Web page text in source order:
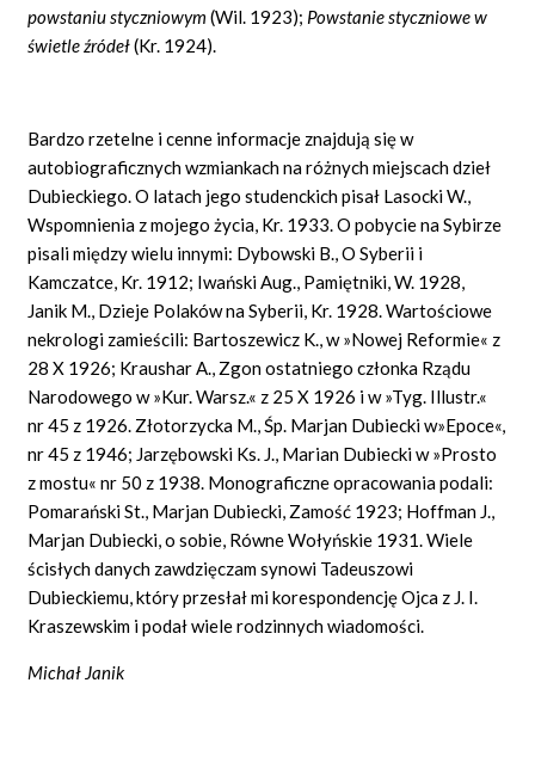
powstaniu styczniowym(Wil. 1923); Powstanie styczniowe w
świetle źródeł(Kr. 1924).
Bardzo rzetelne i cenne informacje znajdują się w
autobiograficznych wzmiankach na różnych miejscach dzieł
Dubieckiego. O latach jego studenckich pisał Lasocki W.,
Wspomnienia z mojego życia, Kr. 1933. O pobycie na Sybirze
pisali między wielu innymi: Dybowski B., O Syberii i
Kamczatce, Kr. 1912; Iwański Aug., Pamiętniki, W. 1928,
Janik M., Dzieje Polaków na Syberii, Kr. 1928. Wartościowe
nekrologi zamieścili: Bartoszewicz K., w »Nowej Reformie« z
28 X 1926; Kraushar A., Zgon ostatniego członka Rządu
Narodowego w »Kur. Warsz.« z 25 X 1926 i w »Tyg. Illustr.«
nr 45 z 1926. Złotorzycka M., Śp. Marjan Dubiecki w»Epoce«,
nr 45 z 1946; Jarzębowski Ks. J., Marian Dubiecki w »Prosto
z mostu« nr 50 z 1938. Monograficzne opracowania podali:
Pomarański St., Marjan Dubiecki, Zamość 1923; Hoffman J.,
Marjan Dubiecki, o sobie, Równe Wołyńskie 1931. Wiele
ścisłych danych zawdzięczam synowi Tadeuszowi
Dubieckiemu, który przesłał mi korespondencję Ojca z J. I.
Kraszewskim i podał wiele rodzinnych wiadomości.
Michał Janik